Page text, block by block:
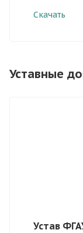
Скачать
Уставные
Устав